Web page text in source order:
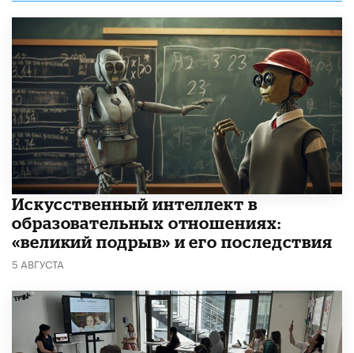
​Искусственный интеллект в
образовательных отношениях:
«великий подрыв» и его последствия
5 АВГУСТА